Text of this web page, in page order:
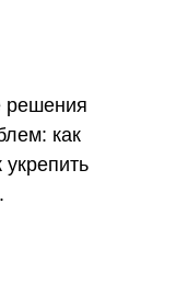
решения
как
укрепить